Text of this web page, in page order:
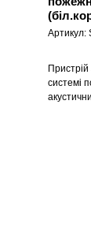
Артикул:
Пристрій
системі